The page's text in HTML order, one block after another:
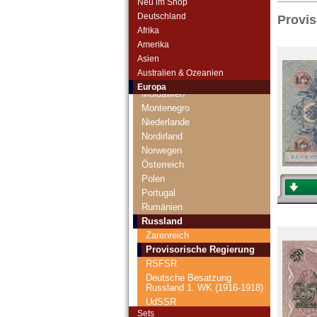
Deutschland
Afrika
Amerika
Asien
Australien & Ozeanien
Europa
Liechtenstein
Memelgebiet
Moldawien
Montenegro
Niederlande
Nordirland
Norwegen
Österreich
Polen
Portugal
Rumänien
Russland
Zarenreich
Provisorische Regierung
RSFSR
Deutsche Besatzung
Russland 1. WK (1916-1918)
UdSSR
Sets